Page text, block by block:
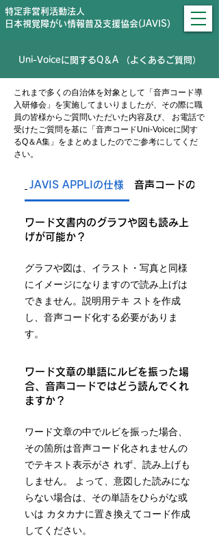
特定非営利活動法人
日本視覚障がい情報普及支援協会(JAVIS)
Uni-Voiceに関するQ＆A （よくあるご質問）
これまで多くの自治体を対象として「音声コード導
入研修会」を実施してまいりましたが、その際に職
員の皆様からご質問いただいた内容及び、 お電話で
受けたご質問を基に「音声コードUni-Voiceに関す
るQ＆A集」をまとめましたのでご参考にしてくだ
さい。
JAVIS APPLIの仕様 音声コードのルー
ワード文書内のグラフや図も読み上
げが可能か？
グラフや図は、イラスト・写真と同様
にイメージになりますので読み上げは
できません。説明用テキ ストを作成
し、音声コード化する必要がありま
す。
ワード文章の単語にルビを振った場
合、音声コードではどう読んでくれ
ますか？
ワード文章の中でルビを振った場合、
その箇所は音声コード化されませんの
でテキスト表示がさ れず、読み上げも
しません。 よって、意図した読みにな
らない場合は、その単語をひらがな或
いは カタカナに置き換えてコード作成
してください。